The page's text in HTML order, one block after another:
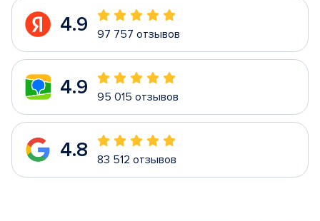
4.9 97 757 отзывов
4.9 95 015 отзывов
4.8 83 512 отзывов